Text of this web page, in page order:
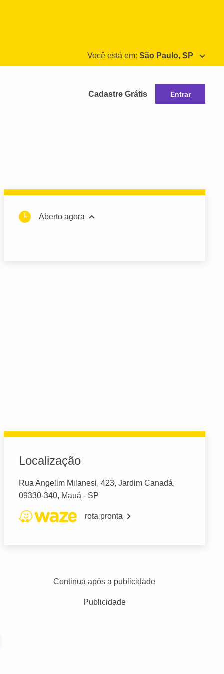
Você está em: São Paulo, SP
Cadastre Grátis Entrar
Aberto agora
Localização
Rua Angelim Milanesi, 423, Jardim Canadá,
09330-340, Mauá - SP
rota pronta
Continua após a publicidade
Publicidade